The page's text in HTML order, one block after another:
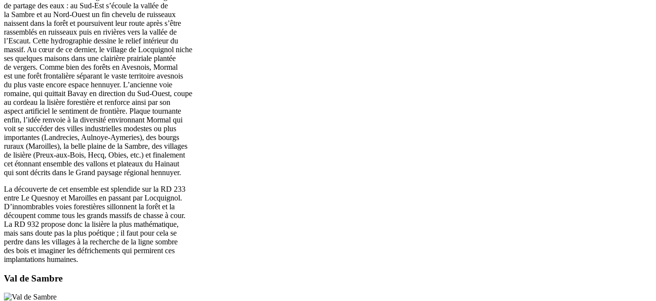
de partage des eaux : au Sud-Est s’écoule la vallée de
la Sambre et au Nord-Ouest un fin chevelu de ruisseaux
naissent dans la forêt et poursuivent leur route après s’être
rassemblés en ruisseaux puis en rivières vers la vallée de
l’Escaut. Cette hydrographie dessine le relief intérieur du
massif. Au cœur de ce dernier, le village de Locquignol niche
ses quelques maisons dans une clairière prairiale plantée
de vergers. Comme bien des forêts en Avesnois, Mormal
est une forêt frontalière séparant le vaste territoire avesnois
du plus vaste encore espace hennuyer. L’ancienne voie
romaine, qui quittait Bavay en direction du Sud-Ouest, coupe
au cordeau la lisière forestière et renforce ainsi par son
aspect artificiel le sentiment de frontière. Plaque tournante
enfin, l’idée renvoie à la diversité environnant Mormal qui
voit se succéder des villes industrielles modestes ou plus
importantes (Landrecies, Aulnoye-Aymeries), des bourgs
ruraux (Maroilles), la belle plaine de la Sambre, des villages
de lisière (Preux-aux-Bois, Hecq, Obies, etc.) et finalement
cet étonnant ensemble des vallons et plateaux du Hainaut
qui sont décrits dans le Grand paysage régional hennuyer.
La découverte de cet ensemble est splendide sur la RD 233
entre Le Quesnoy et Maroilles en passant par Locquignol.
D’innombrables voies forestières sillonnent la forêt et la
découpent comme tous les grands massifs de chasse à cour.
La RD 932 propose donc la lisière la plus mathématique,
mais sans doute pas la plus poétique ; il faut pour cela se
perdre dans les villages à la recherche de la ligne sombre
des bois et imaginer les défrichements qui permirent ces
implantations humaines.
Val de Sambre